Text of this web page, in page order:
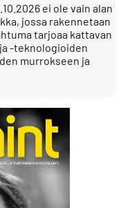
ei ole vain alan
jossa rakennetaan
tarjoaa kattavan
-teknologioiden
murrokseen ja